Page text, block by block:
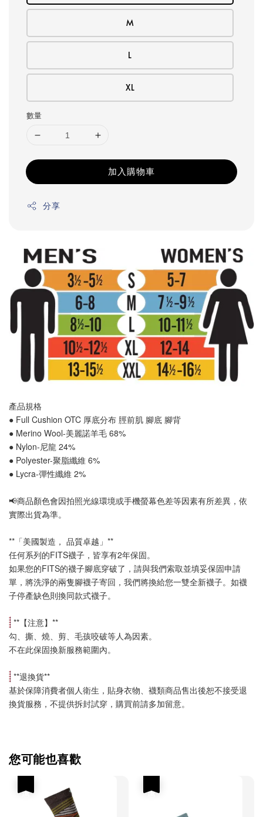
M
L
XL
數量
加入購物車
分享
產品規格
● Full Cushion OTC 厚底分布 脛前肌 腳底 腳背
● Merino Wool-美麗諾羊毛 68%
● Nylon-尼龍 24%
● Polyester-聚脂纖維 6%
● Lycra-彈性纖維 2%
📢商品顏色會因拍照光線環境或手機螢幕色差等因素有所差異，依
實際出貨為準。
**「美國製造， 品質卓越」**
任何系列的FITS襪子，皆享有2年保固。
如果您的FITS的襪子腳底穿破了，請與我們索取並填妥保固申請
單，將洗淨的兩隻腳襪子寄回，我們將換給您一雙全新襪子。如襪
子停產缺色則換同款式襪子。
**【注意】**
勾、撕、燒、剪、毛孩咬破等人為因素。
不在此保固換新服務範圍內。
**退換貨**
基於保障消費者個人衛生，貼身衣物、襪類商品售出後恕不接受退
換貨服務，不提供拆封試穿，購買前請多加留意。
您可能也喜歡